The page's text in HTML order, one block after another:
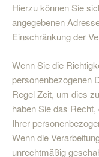
Hierzu können Sie
angegebenen
Einschränkung der
Wenn Sie die
personenbezogenen
Regel Zeit, um dies
haben Sie das
Ihrer
Wenn die
unrechtmäßig